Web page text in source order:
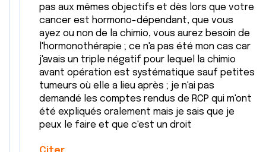
pas aux mêmes objectifs et dès lors que votre
cancer est hormono-dépendant, que vous
ayez ou non de la chimio, vous aurez besoin de
l'hormonothérapie ; ce n'a pas été mon cas car
j'avais un triple négatif pour lequel la chimio
avant opération est systématique sauf petites
tumeurs où elle a lieu après ; je n'ai pas
demandé les comptes rendus de RCP qui m'ont
été expliqués oralement mais je sais que je
peux le faire et que c'est un droit